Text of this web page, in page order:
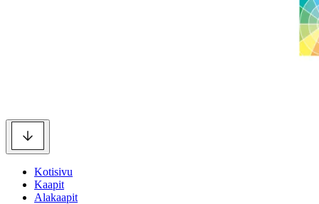
Kotisivu
Kaapit
Alakaapit